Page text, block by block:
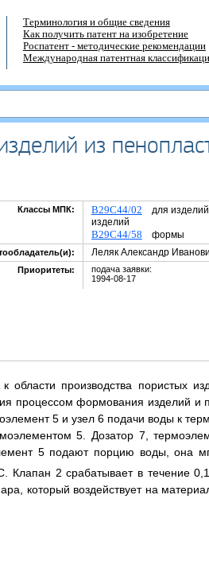
Терминология и общие сведения
Как получить патент на изобретение
Роспатент - методические рекомендации
Международная патентная
из
Классы МПК: B29C44/02 для
изделий
B29C44/58 формы
Леляк Александр
Приоритеты:
подача заявки:
1994-08-17
области производства пористых
процессом формования изделий
5 и узел 6 подачи воды к
5. Дозатор 7,
5 подают порцию воды, она
Клапан 2 срабатывает в течение
который воздействует на